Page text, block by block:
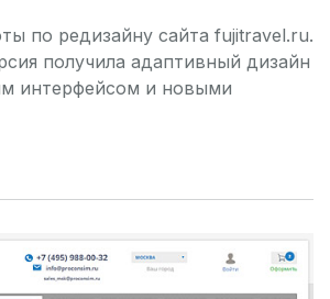
по редизайну сайта fujitravel.ru.
получила адаптивный дизайн
интерфейсом и новыми